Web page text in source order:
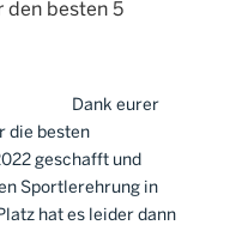
den besten 5
⠀⠀⠀⠀⠀⠀ Dank eurer
die besten
geschafft und
Sportlerehrung in
hat es leider dann